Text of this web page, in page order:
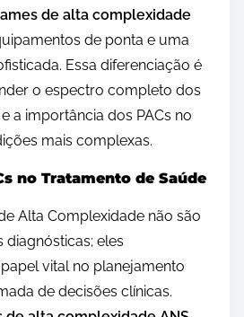
de alta complexidade
de ponta e uma
Essa diferenciação é
o espectro completo dos
a importância dos PACs no
mais complexas.
no Tratamento de Saúde
Alta Complexidade não são
diagnósticas; eles
vital no planejamento
de decisões clínicas.